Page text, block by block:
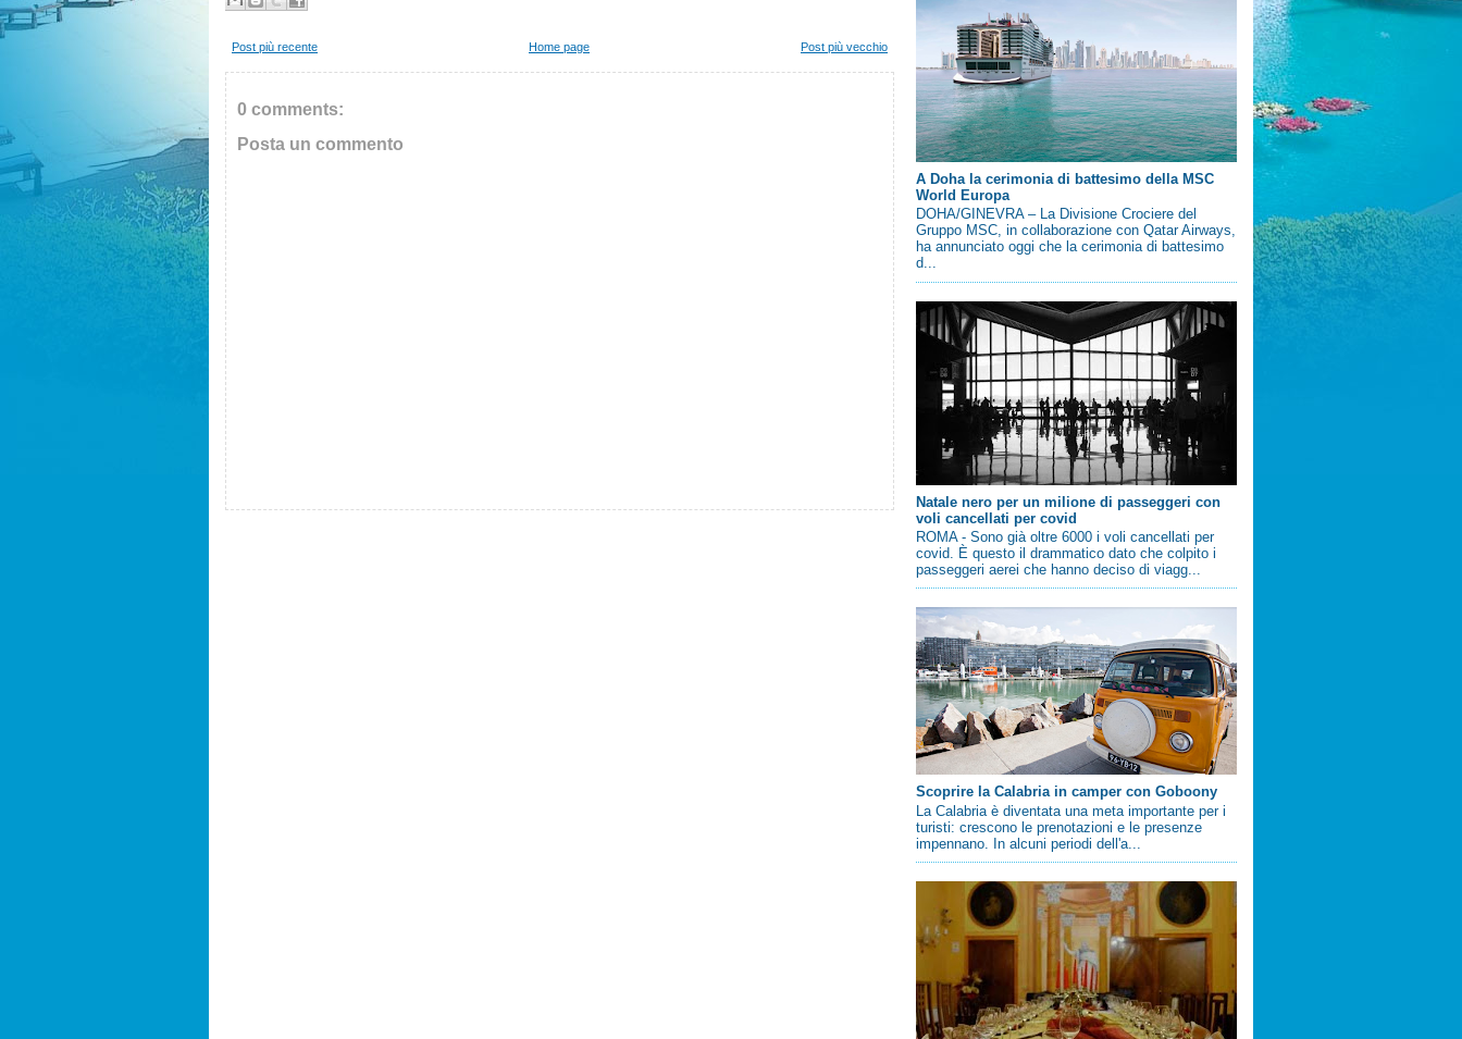
Post più recente Post più vecchio
Home page
0 comments:
Posta un commento
A Doha la cerimonia di battesimo della MSC
World Europa
DOHA/GINEVRA – La Divisione Crociere del
Gruppo MSC, in collaborazione con Qatar Airways,
ha annunciato oggi che la cerimonia di battesimo
d...
Natale nero per un milione di passeggeri con
voli cancellati per covid
ROMA - Sono già oltre 6000 i voli cancellati per
covid. È questo il drammatico dato che colpito i
passeggeri aerei che hanno deciso di viagg...
Scoprire la Calabria in camper con Goboony
La Calabria è diventata una meta importante per i
turisti: crescono le prenotazioni e le presenze
impennano. In alcuni periodi dell'a...